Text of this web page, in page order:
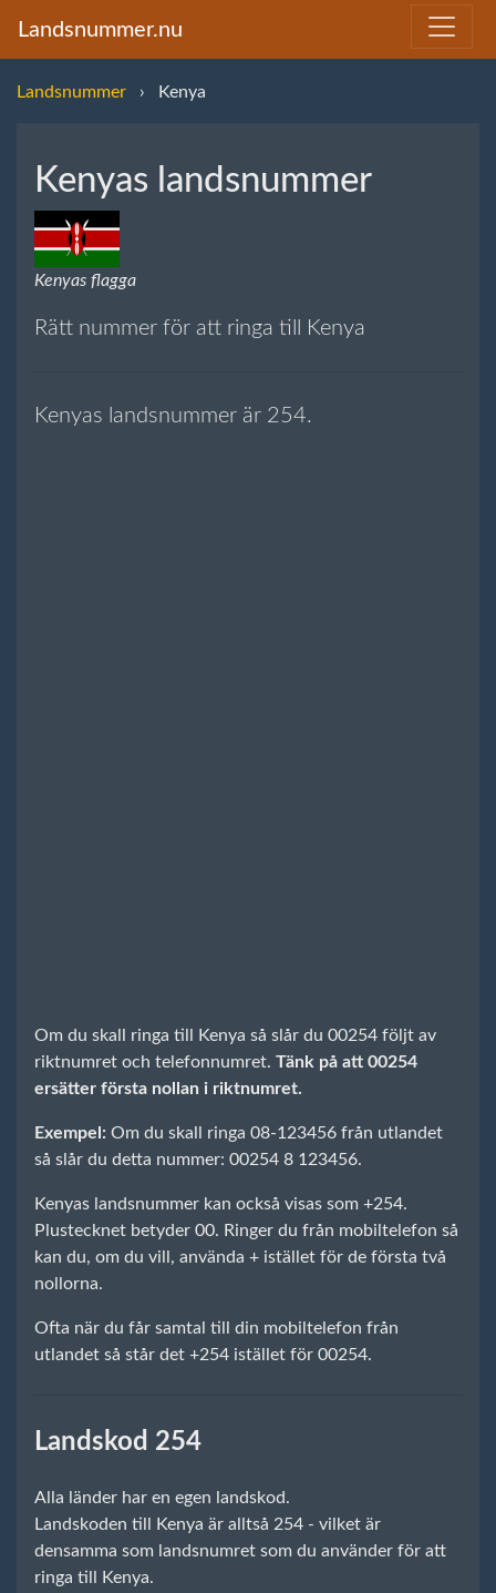
Landsnummer.nu
Landsnummer Kenya
Kenyas landsnummer
Kenyas flagga
Rätt nummer för att ringa till Kenya
Kenyas landsnummer är 254.
Om du skall ringa till Kenya så slår du 00254 följt av
riktnumret och telefonnumret. Tänk på att 00254
ersätter första nollan i riktnumret.
Exempel: Om du skall ringa 08-123456 från utlandet
så slår du detta nummer: 00254 8 123456.
Kenyas landsnummer kan också visas som +254.
Plustecknet betyder 00. Ringer du från mobiltelefon så
kan du, om du vill, använda + istället för de första två
nollorna.
Ofta när du får samtal till din mobiltelefon från
utlandet så står det +254 istället för 00254.
Landskod 254
Alla länder har en egen landskod.
Landskoden till Kenya är alltså 254 - vilket är
densamma som landsnumret som du använder för att
ringa till Kenya.